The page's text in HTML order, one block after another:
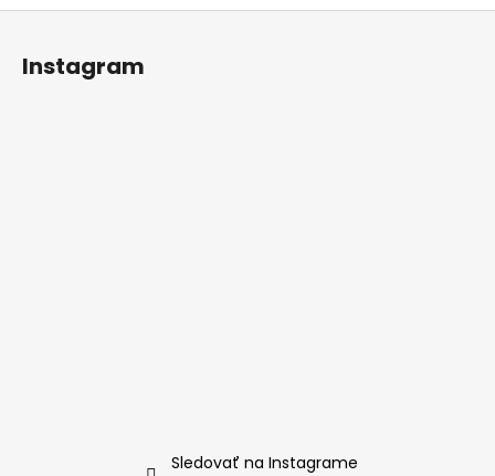
Instagram
Sledovať na Instagrame